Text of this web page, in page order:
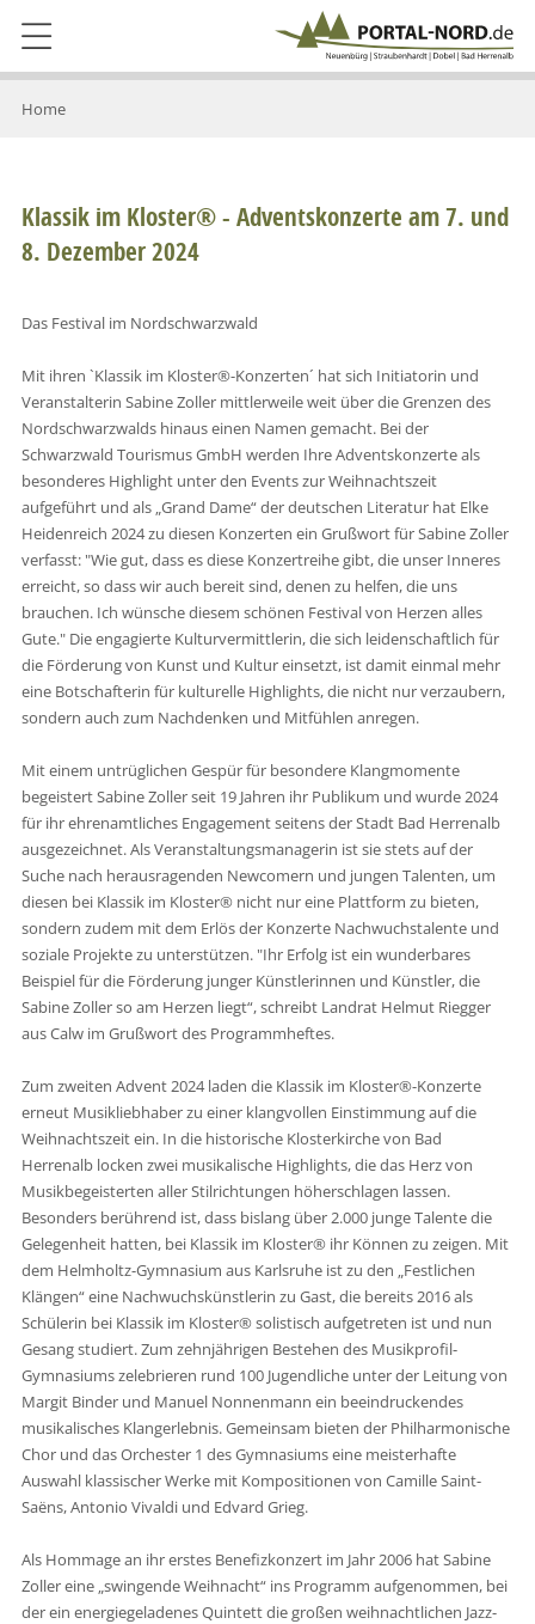
Home
Klassik im Kloster® - Adventskonzerte am 7. und
8. Dezember 2024
Das Festival im Nordschwarzwald
Mit ihren `Klassik im Kloster®-Konzerten´ hat sich Initiatorin und
Veranstalterin Sabine Zoller mittlerweile weit über die Grenzen des
Nordschwarzwalds hinaus einen Namen gemacht. Bei der
Schwarzwald Tourismus GmbH werden Ihre Adventskonzerte als
besonderes Highlight unter den Events zur Weihnachtszeit
aufgeführt und als „Grand Dame“ der deutschen Literatur hat Elke
Heidenreich 2024 zu diesen Konzerten ein Grußwort für Sabine Zoller
verfasst: "Wie gut, dass es diese Konzertreihe gibt, die unser Inneres
erreicht, so dass wir auch bereit sind, denen zu helfen, die uns
brauchen. Ich wünsche diesem schönen Festival von Herzen alles
Gute." Die engagierte Kulturvermittlerin, die sich leidenschaftlich für
die Förderung von Kunst und Kultur einsetzt, ist damit einmal mehr
eine Botschafterin für kulturelle Highlights, die nicht nur verzaubern,
sondern auch zum Nachdenken und Mitfühlen anregen.
Mit einem untrüglichen Gespür für besondere Klangmomente
begeistert Sabine Zoller seit 19 Jahren ihr Publikum und wurde 2024
für ihr ehrenamtliches Engagement seitens der Stadt Bad Herrenalb
ausgezeichnet. Als Veranstaltungsmanagerin ist sie stets auf der
Suche nach herausragenden Newcomern und jungen Talenten, um
diesen bei Klassik im Kloster® nicht nur eine Plattform zu bieten,
sondern zudem mit dem Erlös der Konzerte Nachwuchstalente und
soziale Projekte zu unterstützen. "Ihr Erfolg ist ein wunderbares
Beispiel für die Förderung junger Künstlerinnen und Künstler, die
Sabine Zoller so am Herzen liegt“, schreibt Landrat Helmut Riegger
aus Calw im Grußwort des Programmheftes.
Zum zweiten Advent 2024 laden die Klassik im Kloster®-Konzerte
erneut Musikliebhaber zu einer klangvollen Einstimmung auf die
Weihnachtszeit ein. In die historische Klosterkirche von Bad
Herrenalb locken zwei musikalische Highlights, die das Herz von
Musikbegeisterten aller Stilrichtungen höherschlagen lassen.
Besonders berührend ist, dass bislang über 2.000 junge Talente die
Gelegenheit hatten, bei Klassik im Kloster® ihr Können zu zeigen. Mit
dem Helmholtz-Gymnasium aus Karlsruhe ist zu den „Festlichen
Klängen“ eine Nachwuchskünstlerin zu Gast, die bereits 2016 als
Schülerin bei Klassik im Kloster® solistisch aufgetreten ist und nun
Gesang studiert. Zum zehnjährigen Bestehen des Musikprofil-
Gymnasiums zelebrieren rund 100 Jugendliche unter der Leitung von
Margit Binder und Manuel Nonnenmann ein beeindruckendes
musikalisches Klangerlebnis. Gemeinsam bieten der Philharmonische
Chor und das Orchester 1 des Gymnasiums eine meisterhafte
Auswahl klassischer Werke mit Kompositionen von Camille Saint-
Saëns, Antonio Vivaldi und Edvard Grieg.
Als Hommage an ihr erstes Benefizkonzert im Jahr 2006 hat Sabine
Zoller eine „swingende Weihnacht“ ins Programm aufgenommen, bei
der ein energiegeladenes Quintett die großen weihnachtlichen Jazz-